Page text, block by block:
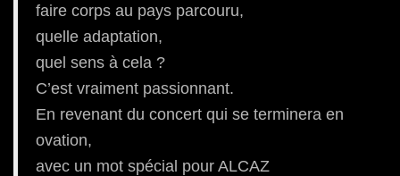
faire corps au pays parcouru,
quelle adaptation,
quel sens à cela ?
C’est vraiment passionnant.
En revenant du concert qui se terminera en
ovation,
avec un mot spécial pour ALCAZ